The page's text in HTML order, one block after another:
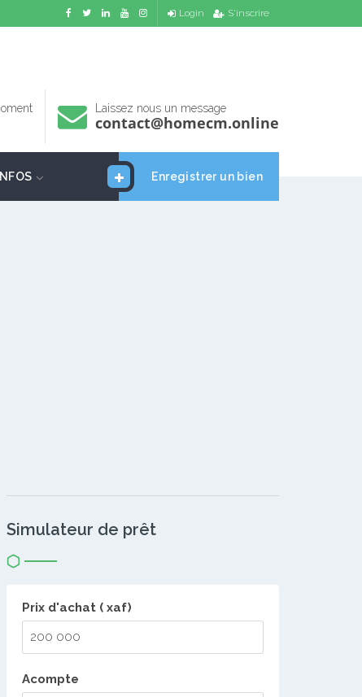
Login S'inscrire
Laissez nous un message
contact@homecm.online
Enregistrer un bien
INFOS
Simulateur de prêt
Prix d'achat ( xaf)
Acompte